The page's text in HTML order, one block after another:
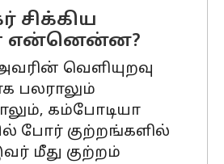
சிக்கிய
என்னென்ன?
வெளியுறவு
பலராலும்
கம்போடியா
போர் குற்றங்களில்
மீது குற்றம்